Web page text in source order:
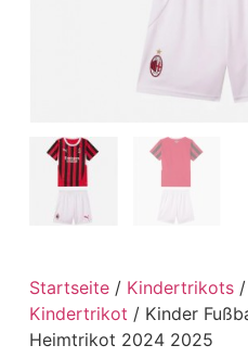
Startseite/ Kindertrikots/
Kindertrikot / Kinder
Heimtrikot 2024 2025